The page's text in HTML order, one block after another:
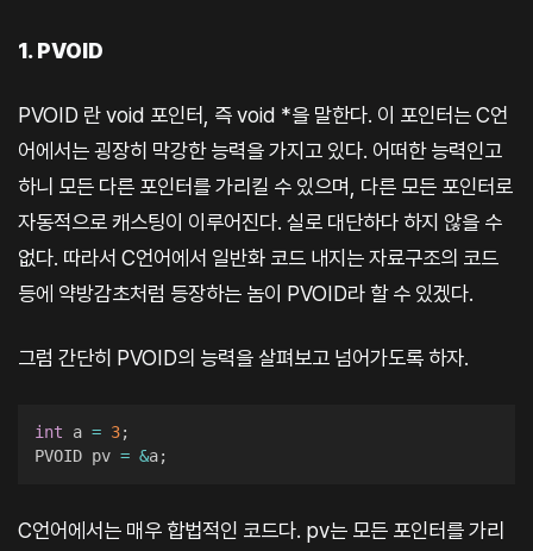
1. PVOID
PVOID 란 void 포인터, 즉 void *을 말한다. 이 포인터는 C언
어에서는 굉장히 막강한 능력을 가지고 있다. 어떠한 능력인고
하니 모든 다른 포인터를 가리킬 수 있으며, 다른 모든 포인터로
자동적으로 캐스팅이 이루어진다. 실로 대단하다 하지 않을 수
없다. 따라서 C언어에서 일반화 코드 내지는 자료구조의 코드
등에 약방감초처럼 등장하는 놈이 PVOID라 할 수 있겠다.
그럼 간단히 PVOID의 능력을 살펴보고 넘어가도록 하자.
int a = 3;
PVOID pv = &a;
C언어에서는 매우 합법적인 코드다. pv는 모든 포인터를 가리